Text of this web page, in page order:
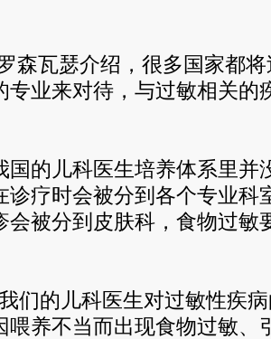
瓦瑟介绍，很多国家都将
专业来对待，与过敏相关的
儿科医生培养体系里并
诊疗时会被分到各个专业科
会被分到皮肤科，食物过敏
的儿科医生对过敏性疾病
喂养不当而出现食物过敏、